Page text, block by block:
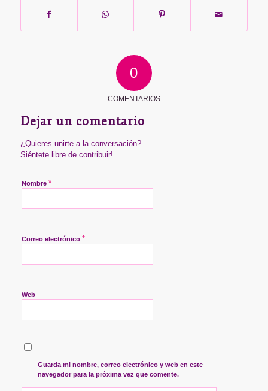
0
COMENTARIOS
Dejar un comentario
¿Quieres unirte a la conversación?
Siéntete libre de contribuir!
Nombre *
Correo electrónico *
Web
Guarda mi nombre, correo electrónico y web en este
navegador para la próxima vez que comente.